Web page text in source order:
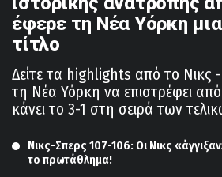
έφερε τη Νέα Υόρκη
τίτλο
Δείτε τα highlights από το Νικς
τη Νέα Υόρκη να επιστρέφει
κάνει το 3-1 στη σειρά των
Νικς-Σπερς 107-106: Οι Νικς
το πρωτάθλημα!